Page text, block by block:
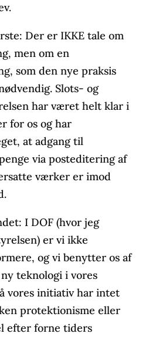
Der er IKKE tale om
men om en
som den nye praksis
Slots- og
har været helt klar i
for os og har
at adgang til
via posteditering af
værker er imod
I DOF (hvor jeg
er vi ikke
og vi benytter os af
teknologi i vores
vores initiativ har intet
protektionisme eller
efter forne tiders